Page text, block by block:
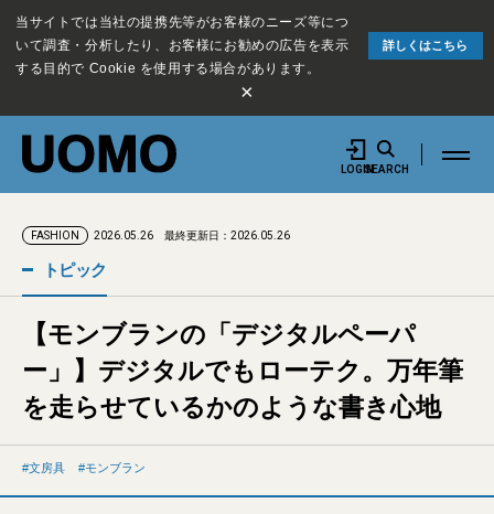
当サイトでは当社の提携先等がお客様のニーズ等につ
いて調査・分析したり、お客様にお勧めの広告を表示
する目的で Cookie を使用する場合があります。
詳しくはこちら
×
LOGINSEARCH
FASHION 2026.05.26 最終更新日：2026.05.26
トピック
【モンブランの「デジタルペーパ
ー」】デジタルでもローテク。万年筆
を走らせているかのような書き心地
文房具 モンブラン